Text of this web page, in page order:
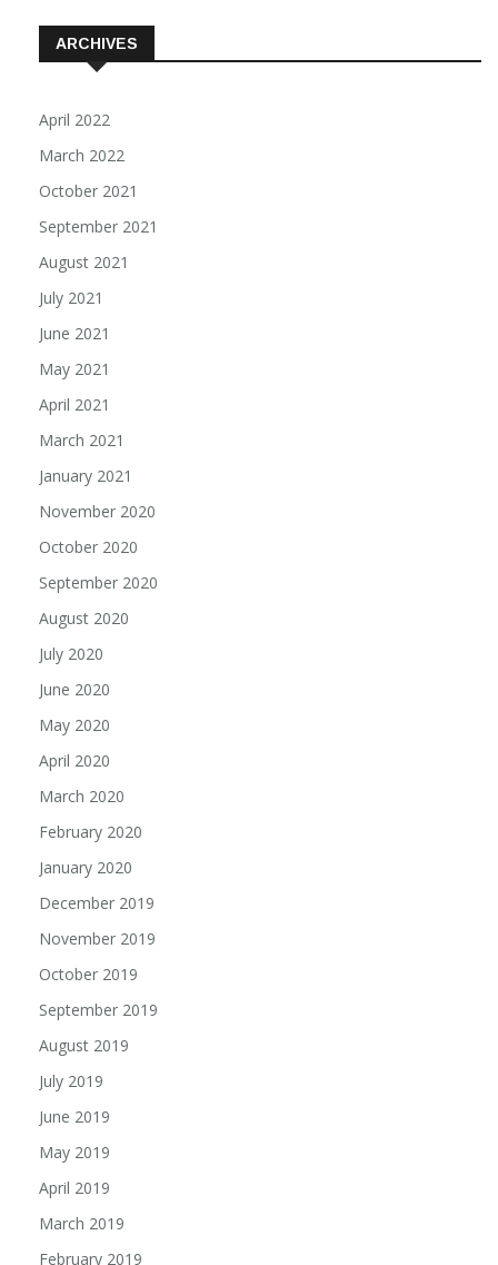
ARCHIVES
April 2022
March 2022
October 2021
September 2021
August 2021
July 2021
June 2021
May 2021
April 2021
March 2021
January 2021
November 2020
October 2020
September 2020
August 2020
July 2020
June 2020
May 2020
April 2020
March 2020
February 2020
January 2020
December 2019
November 2019
October 2019
September 2019
August 2019
July 2019
June 2019
May 2019
April 2019
March 2019
February 2019